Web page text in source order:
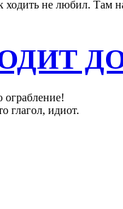
ходить не любил. Там
ограбление!
глагол, идиот.